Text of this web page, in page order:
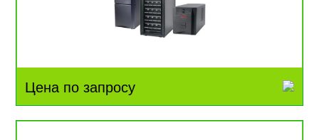
Цена по запросу